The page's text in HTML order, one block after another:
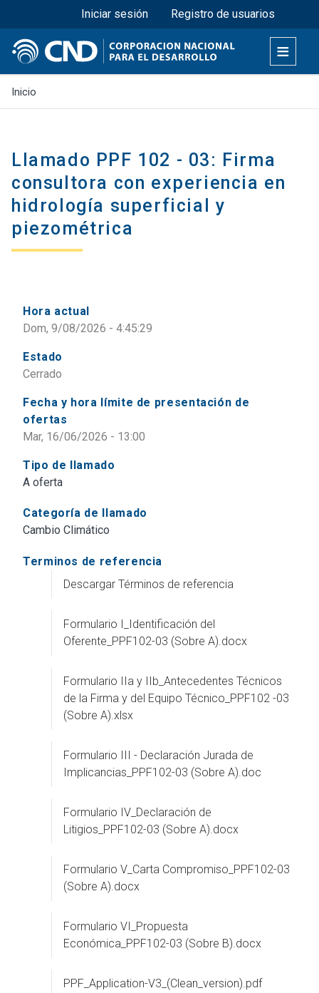
Pasar
al
contenido
principal
Menú superior
Iniciar sesión Registro de usuarios
Inicio
Llamado PPF 102 - 03: Firma
consultora con experiencia en
hidrología superficial y
piezométrica
Hora actual
Dom, 9/08/2026 - 4:45:29
Estado
Cerrado
Fecha y hora límite de presentación de
ofertas
Mar, 16/06/2026 - 13:00
Tipo de llamado
A oferta
Categoría de llamado
Cambio Climático
Terminos de referencia
Descargar Términos de referencia
Formulario I_Identificación del
Oferente_PPF102-03 (Sobre A).docx
Formulario IIa y IIb_Antecedentes Técnicos
de la Firma y del Equipo Técnico_PPF102 -03
(Sobre A).xlsx
Formulario III - Declaración Jurada de
Implicancias_PPF102-03 (Sobre A).doc
Formulario IV_Declaración de
Litigios_PPF102-03 (Sobre A).docx
Formulario V_Carta Compromiso_PPF102-03
(Sobre A).docx
Formulario VI_Propuesta
Económica_PPF102-03 (Sobre B).docx
PPF_Application-V3_(Clean_version).pdf